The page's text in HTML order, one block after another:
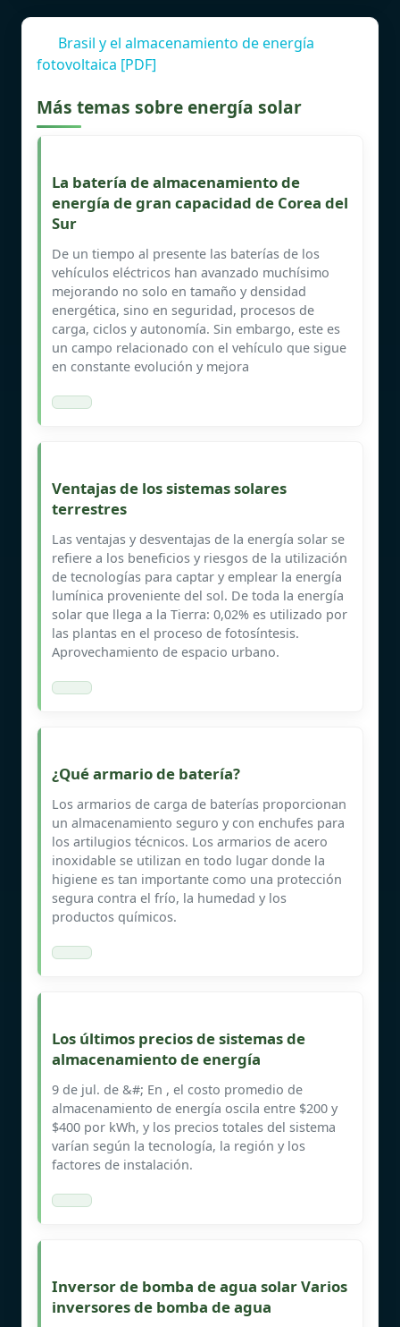
Brasil y el almacenamiento de energía
fotovoltaica [PDF]
Más temas sobre energía solar
La batería de almacenamiento de
energía de gran capacidad de Corea del
Sur
De un tiempo al presente las baterías de los
vehículos eléctricos han avanzado muchísimo
mejorando no solo en tamaño y densidad
energética, sino en seguridad, procesos de
carga, ciclos y autonomía. Sin embargo, este es
un campo relacionado con el vehículo que sigue
en constante evolución y mejora
Ventajas de los sistemas solares
terrestres
Las ventajas y desventajas de la energía solar se
refiere a los beneficios y riesgos de la utilización
de tecnologías para captar y emplear la energía
lumínica proveniente del sol. De toda la energía
solar que llega a la Tierra: 0,02% es utilizado por
las plantas en el proceso de fotosíntesis.
Aprovechamiento de espacio urbano.
¿Qué armario de batería?
Los armarios de carga de baterías proporcionan
un almacenamiento seguro y con enchufes para
los artilugios técnicos. Los armarios de acero
inoxidable se utilizan en todo lugar donde la
higiene es tan importante como una protección
segura contra el frío, la humedad y los
productos químicos.
Los últimos precios de sistemas de
almacenamiento de energía
9 de jul. de &#; En , el costo promedio de
almacenamiento de energía oscila entre $200 y
$400 por kWh, y los precios totales del sistema
varían según la tecnología, la región y los
factores de instalación.
Inversor de bomba de agua solar Varios
inversores de bomba de agua